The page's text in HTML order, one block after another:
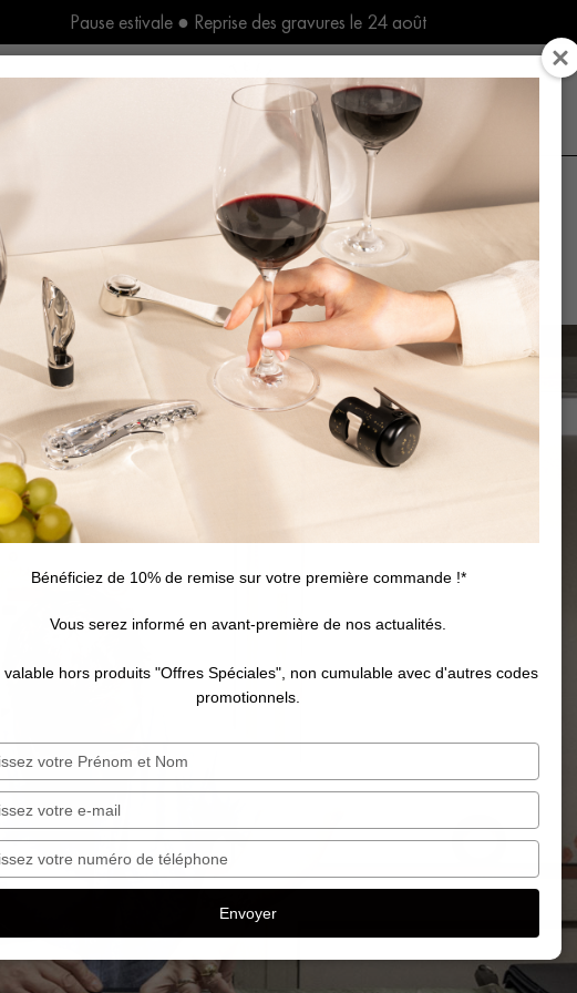
Pause estivale ● Reprise des gravures le 24 août
L’Atelier Personnalisation
attention particulière… et les Outils du Vin deviennent personnels.
Bénéficiez de 10% de remise sur votre première commande !*
Vous serez informé en avant-première de nos actualités.
valable hors produits "Offres Spéciales", non cumulable avec d'autres codes
promotionnels.
Envoyer